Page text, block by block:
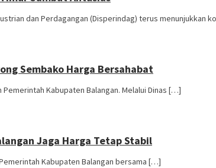
dan Perdagangan (Disperindag) terus menunjukkan
Sembako Harga Bersahabat
Kabupaten Balangan. Melalui Dinas […]
Jaga Harga Tetap Stabil
Kabupaten Balangan bersama […]